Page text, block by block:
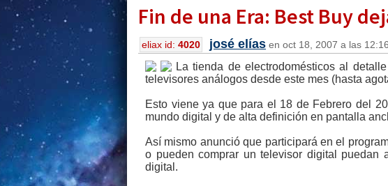
Fin de una Era: Best Buy
eliax id: 4020 josé elías en oct 18, 2007 a las
La tienda de electrodomésticos al
televisores análogos desde este mes (hasta
Esto viene ya que para el 18 de Febrero del
mundo digital y de alta definición en pantalla
Así mismo anunció que participará en el
o pueden comprar un televisor digital puedan
digital.